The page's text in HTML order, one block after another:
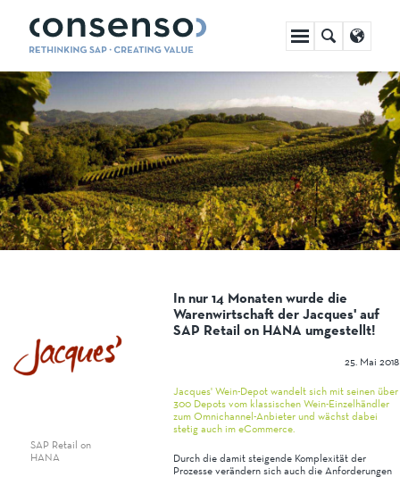
Navigation
überspringen
SAP Retail on
HANA
In nur 14 Monaten wurde die
Warenwirtschaft der Jacques' auf
SAP Retail on HANA umgestellt!
25. Mai 2018
Jacques' Wein-Depot wandelt sich mit seinen über
300 Depots vom klassischen Wein-Einzelhändler
zum Omnichannel-Anbieter und wächst dabei
stetig auch im eCommerce.
Durch die damit steigende Komplexität der
Prozesse verändern sich auch die Anforderungen